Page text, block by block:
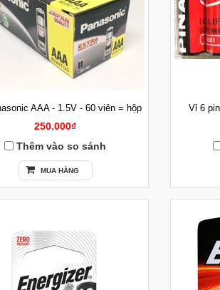
AAA - 1.5V - 60 viên = hộp
250.000₫
Thêm vào so sánh
MUA HÀNG
Vỉ 6